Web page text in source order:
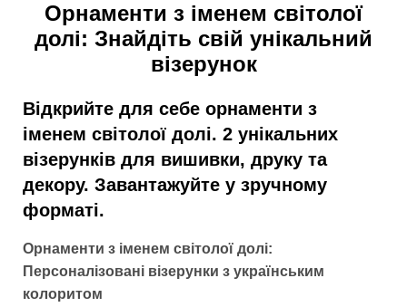
Орнаменти з іменем світолої
долі: Знайдіть свій унікальний
візерунок
Відкрийте для себе орнаменти з
іменем світолої долі. 2 унікальних
візерунків для вишивки, друку та
декору. Завантажуйте у зручному
форматі.
Орнаменти з іменем світолої долі:
Персоналізовані візерунки з українським
колоритом